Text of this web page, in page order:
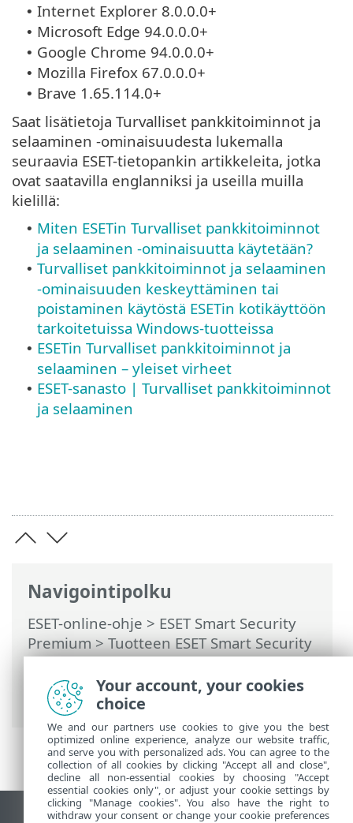
Navigointipolku
ESET-online-ohje > ESET Smart Security
Premium>Tuotteen ESET Smart Security
Premium käsitteleminen>Asetukset>
Tietoturvatyökalut> Turvalliset
pankkitoiminnot ja selaaminen
• Internet Explorer 8.0.0.0+
• Microsoft Edge 94.0.0.0+
• Google Chrome 94.0.0.0+
• Mozilla Firefox 67.0.0.0+
• Brave 1.65.114.0+
Saat lisätietoja Turvalliset pankkitoiminnot ja
selaaminen -ominaisuudesta lukemalla
seuraavia ESET-tietopankin artikkeleita, jotka
ovat saatavilla englanniksi ja useilla muilla
kielillä:
• Miten ESETin Turvalliset pankkitoiminnot
ja selaaminen -ominaisuutta käytetään?
• Turvalliset pankkitoiminnot ja selaaminen
-ominaisuuden keskeyttäminen tai
poistaminen käytöstä ESETin kotikäyttöön
tarkoitetuissa Windows-tuotteissa
• ESETin Turvalliset pankkitoiminnot ja
selaaminen – yleiset virheet
• ESET-sanasto | Turvalliset pankkitoiminnot
ja selaaminen
Your account, your cookies
choice
We and our partners use cookies to give you the best
optimized online experience, analyze our website traffic,
and serve you with personalized ads. You can agree to the
collection of all cookies by clicking "Accept all and close",
decline all non-essential cookies by choosing "Accept
essential cookies only", or adjust your cookie settings by
clicking "Manage cookies". You also have the right to
withdraw your consent or change your cookie preferences